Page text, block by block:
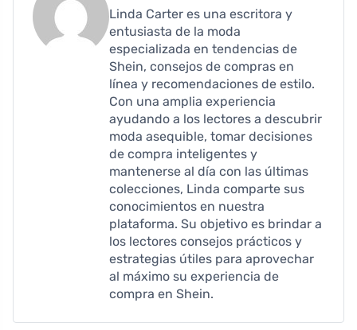
Linda Carter es una escritora y
entusiasta de la moda
especializada en tendencias de
Shein, consejos de compras en
línea y recomendaciones de estilo.
Con una amplia experiencia
ayudando a los lectores a descubrir
moda asequible, tomar decisiones
de compra inteligentes y
mantenerse al día con las últimas
colecciones, Linda comparte sus
conocimientos en nuestra
plataforma. Su objetivo es brindar a
los lectores consejos prácticos y
estrategias útiles para aprovechar
al máximo su experiencia de
compra en Shein.